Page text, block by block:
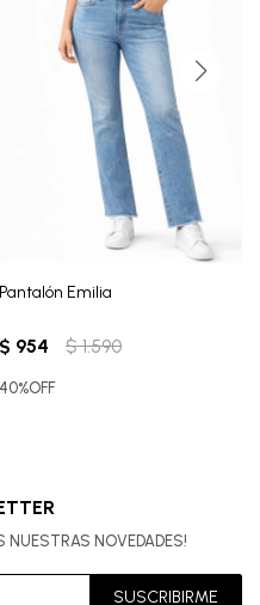
Pantalón Emilia
$ 954 $ 1.590
40%OFF
NUESTRAS NOVEDADES!
SUSCRIBIRME